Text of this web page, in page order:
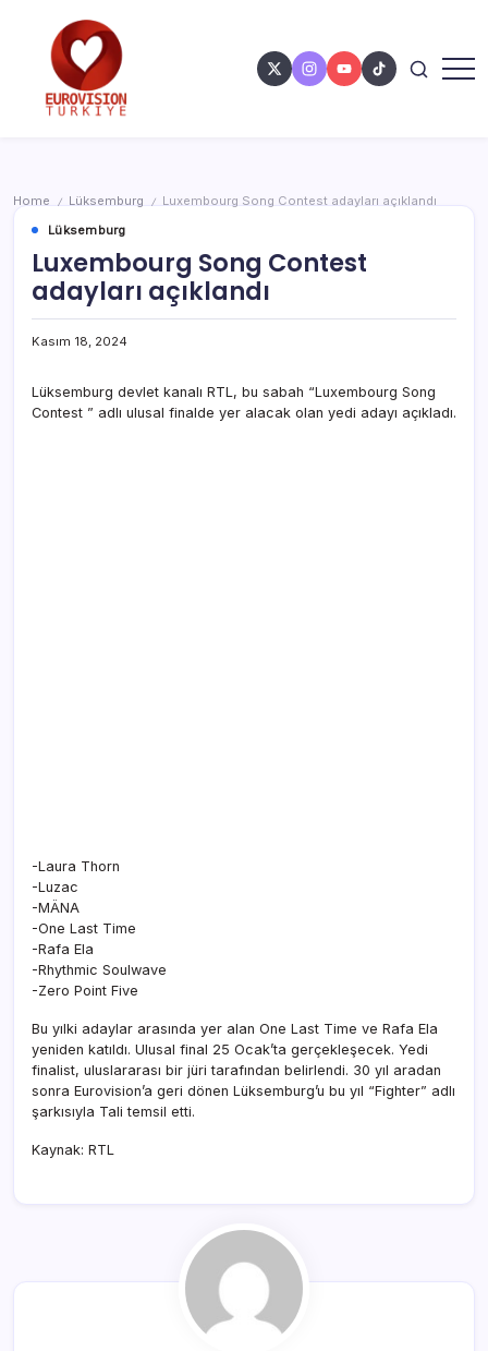
Home / Lüksemburg /
Luxembourg Song Contest adayları açıklandı
Lüksemburg
Luxembourg Song Contest
adayları açıklandı
Kasım 18, 2024
Lüksemburg devlet kanalı RTL, bu sabah “Luxembourg Song
Contest ” adlı ulusal finalde yer alacak olan yedi adayı açıkladı.
-Laura Thorn
-Luzac
-MÄNA
-One Last Time
-Rafa Ela
-Rhythmic Soulwave
-Zero Point Five
Bu yılki adaylar arasında yer alan One Last Time ve Rafa Ela
yeniden katıldı. Ulusal final 25 Ocak’ta gerçekleşecek. Yedi
finalist, uluslararası bir jüri tarafından belirlendi. 30 yıl aradan
sonra Eurovision’a geri dönen Lüksemburg’u bu yıl “Fighter” adlı
şarkısıyla Tali temsil etti.
Kaynak: RTL